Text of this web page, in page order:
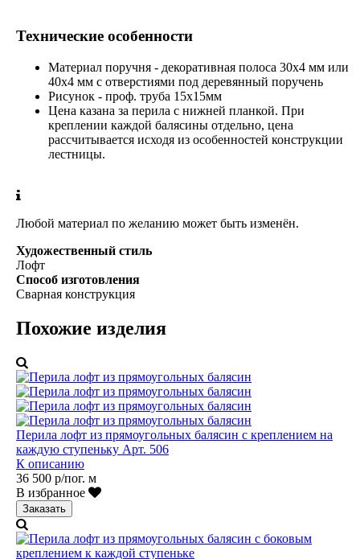
Технические особенности
Материал поручня - декоративная полоса 30x4 мм или
40х4 мм с отверстиями под деревянный поручень
Рисунок - проф. труба 15х15мм
Цена казана за перила с нижней планкой. При
креплении каждой балясины отдельно, цена
рассчитывается исходя из особенностей конструкции
лестницы.
Любой материал по желанию может быть изменён.
Художественный стиль
Лофт
Способ изготовления
Сварная конструкция
Похожие изделия
Перила лофт из прямоугольных балясин с креплением на
каждую ступеньку Арт. 506
К описанию
36 500 р/пог. м
В избранное
Заказать